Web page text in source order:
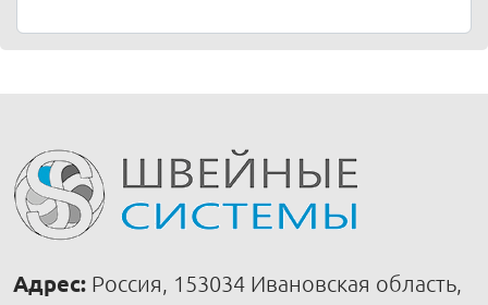
Адрес: Россия, 153034 Ивановская область,